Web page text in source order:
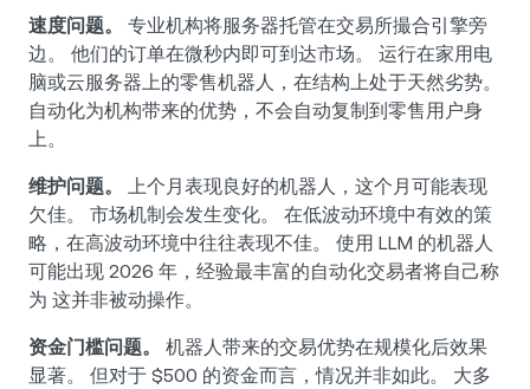
速度问题。
专业机构将服务器托管在交易所撮合引擎旁
边。 他们的订单在微秒内即可到达市场。 运行在家用电
脑或云服务器上的零售机器人，在结构上处于天然劣势。
自动化为机构带来的优势，不会自动复制到零售用户身
上。
维护问题。
上个月表现良好的机器人，这个月可能表现
欠佳。 市场机制会发生变化。 在低波动环境中有效的策
略，在高波动环境中往往表现不佳。 使用 LLM 的机器人
可能出现 2026 年，经验最丰富的自动化交易者将自己称
为 这并非被动操作。
资金门槛问题。
机器人带来的交易优势在规模化后效果
显著。 但对于 $500 的资金而言，情况并非如此。 大多